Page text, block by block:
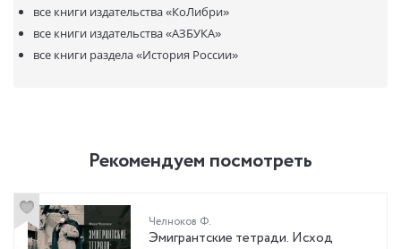
все книги издательства«КоЛибри»
все книги издательства«АЗБУКА»
все книги раздела«История России»
Рекомендуем посмотреть
Челноков Ф.
Эмигрантские тетради. Исход